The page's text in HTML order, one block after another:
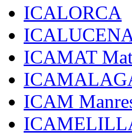
ICALORCA
ICAMAT
ICAM